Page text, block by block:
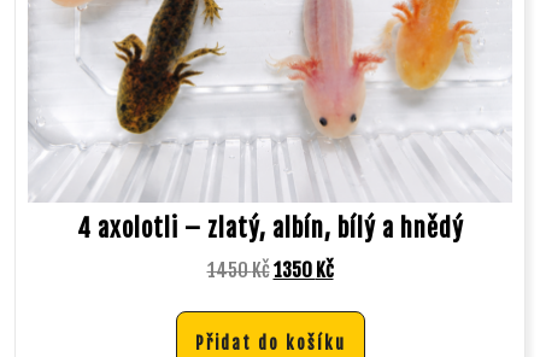
4 axolotli – zlatý, albín, bílý a hnědý
1450Kč1350 Kč
Přidat do košíku